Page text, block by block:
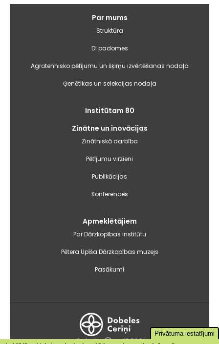
Par mums
Struktūra
DI padomes
Agrotehnisko pētījumu un šķirņu izvērtēšanas nodaļa
Ģenētikas un selekcijas nodaļa
Institūtam 80
Zinātne un inovācijas
Zinātniskā darbība
Pētījumu virzieni
Publikācijas
Konferences
Apmeklētājiem
Par Dārzkopības institūtu
Pētera Upīša Dārzkopības muzejs
Pasākumi
Dobele +18.5°C
Privātuma iestatījumi